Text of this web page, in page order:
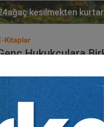
ağaç kesilmekten
Kitaplar
Hukukçulara